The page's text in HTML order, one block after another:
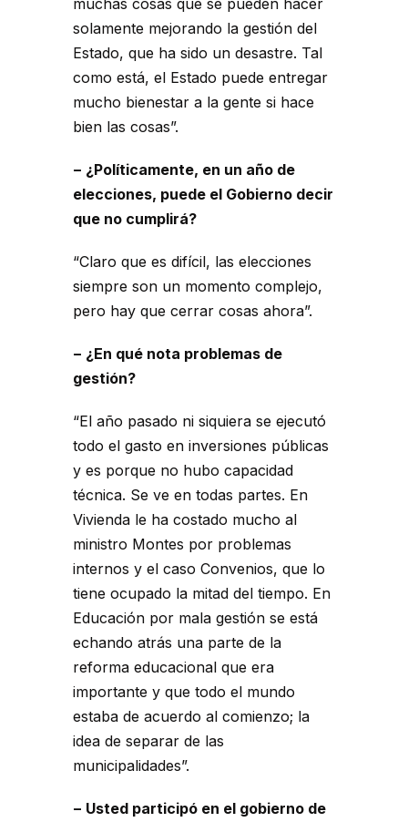
muchas cosas que se pueden hacer
solamente mejorando la gestión del
Estado, que ha sido un desastre. Tal
como está, el Estado puede entregar
mucho bienestar a la gente si hace
bien las cosas”.
− ¿Políticamente, en un año de
elecciones, puede el Gobierno decir
que no cumplirá?
“Claro que es difícil, las elecciones
siempre son un momento complejo,
pero hay que cerrar cosas ahora”.
− ¿En qué nota problemas de
gestión?
“El año pasado ni siquiera se ejecutó
todo el gasto en inversiones públicas
y es porque no hubo capacidad
técnica. Se ve en todas partes. En
Vivienda le ha costado mucho al
ministro Montes por problemas
internos y el caso Convenios, que lo
tiene ocupado la mitad del tiempo. En
Educación por mala gestión se está
echando atrás una parte de la
reforma educacional que era
importante y que todo el mundo
estaba de acuerdo al comienzo; la
idea de separar de las
municipalidades”.
− Usted participó en el gobierno de